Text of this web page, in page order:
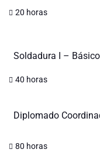
20 horas
Soldadura I – Básico
40 horas
Diplomado
80 horas